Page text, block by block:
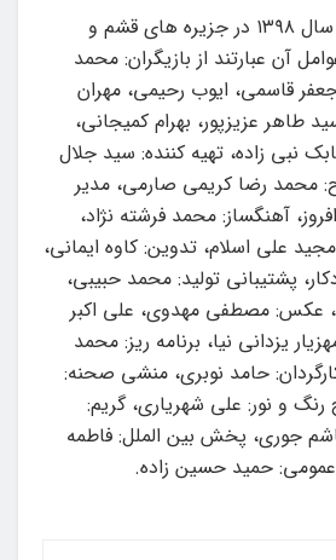
این فیلم، در تابستان سال ۱۳۹۸ در جزیره های قشم و
آن عبارتند از بازیگران: محمد
قاسمی، ایوب رحیمی، مهران
طاهر عزیزپور، بهرام کمیجانی،
نبی زاده، تهیه کننده: سید جلال
محمد رضا کریمی صارمی، مدیر
آهنگساز: محمد فرشته نژاد،
علی اسلام، تدوین: کاوه ایمانی،
پشتیبانی تولید: محمد حبیبی،
عکس: مصطفی مهدوی، علی اکبر
یزدانی نیا، برنامه ریز: محمد
حامد نوبری، منشی صحنه:
و نور: علی شهریاری، گریم:
جوری، پخش بین الملل: فاطمه
حمید حسین زاده.